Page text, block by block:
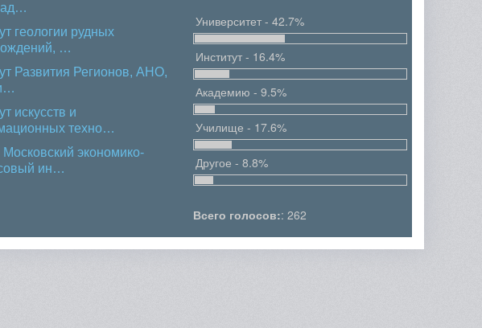
геологии рудных
…
Развития Регионов, АНО,
искусств и
техно…
экономико-
ин…
Университет - 42.7%
Институт - 16.4%
Академию - 9.5%
Училище - 17.6%
Другое - 8.8%
Всего голосов:: 262